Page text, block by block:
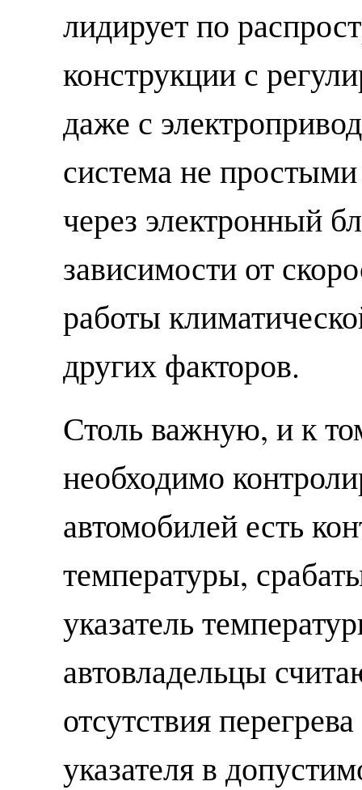
лидирует по
конструкции с
даже с
система не
через электронный
зависимости от
работы
других факторов.
Столь важную, и к
необходимо
автомобилей есть
температуры,
указатель
автовладельцы
отсутствия
указателя в